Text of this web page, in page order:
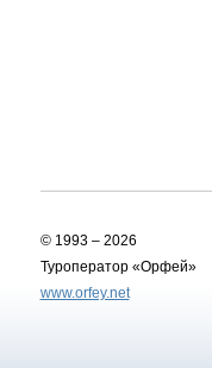
© 1993 – 2026
Туроператор «Орфей»
www.orfey.net